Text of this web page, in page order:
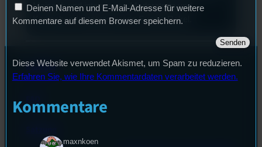
Maisach und interviewen Moderatorin und
Kaninchen-Instagrammerin Svenja Rakel.
Kontakt
Deinen Namen und E-Mail-Adresse für weitere
Kommentare auf diesem Browser speichern.
Diese Website verwendet Akismet, um Spam zu reduzieren.
Erfahren Sie, wie Ihre Kommentardaten verarbeitet werden.
Kommentare
maxnkoen